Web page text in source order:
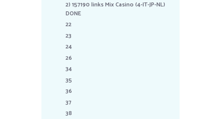
2) 157190 links Mix Casino (4-IT-JP-NL)
DONE
22
23
24
26
34
35
36
37
38